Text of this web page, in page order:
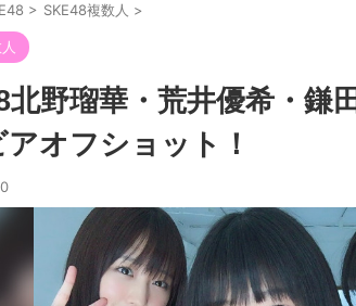
> SKE48複数人 >
北野瑠華・荒井優希・鎌
オフショット！